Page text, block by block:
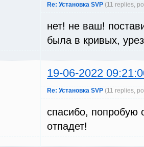
Re: Установка SVP (11 replies,
нет! не ваш!
была в кривых,
19-06-2022
Re: Установка SVP (11 replies,
спасибо, попробую
отпадет!